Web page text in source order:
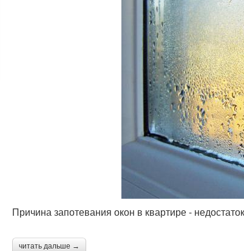
Причина запотевания окон в квартире -
читать дальше →